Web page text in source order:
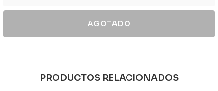
AGOTADO
PRODUCTOS RELACIONADOS